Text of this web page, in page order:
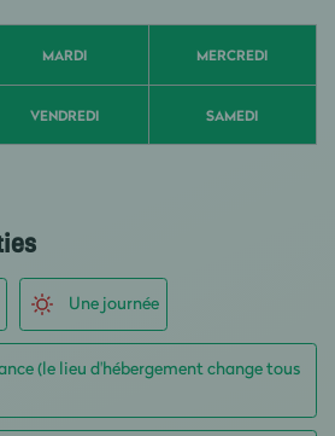
MARDI MERCREDI
VENDREDI SAMEDI
Une journée
(le lieu d'hébergement change tous